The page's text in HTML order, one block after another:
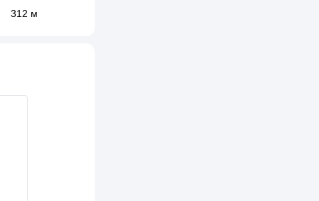
312 м
336 м